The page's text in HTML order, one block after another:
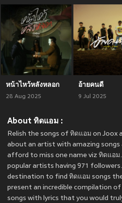
หน้าไหว้หลังหลอก
28 Aug 2025
อ้ายคนดี
9 Jul 2025
About ทิดแอม :
Relish the songs of ทิดแอม on Joox
about an artist with amazing songs
afford to miss one name viz ทิดแอ
popular artists having 971
destination to find ทิดแอม songs
present an incredible compilation
songs with lyrics that you would